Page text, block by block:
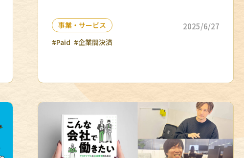
事業・サービス 2025/6/27
#Paid #企業間決済